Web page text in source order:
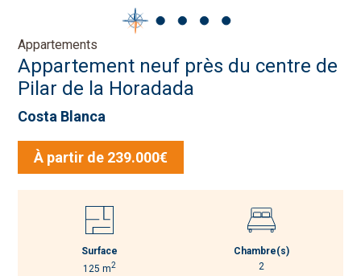
Appartements
Appartement neuf près du centre de
Pilar de la Horadada
Costa Blanca
À partir de 239.000€
Surface
125 m2
Chambre(s)
2